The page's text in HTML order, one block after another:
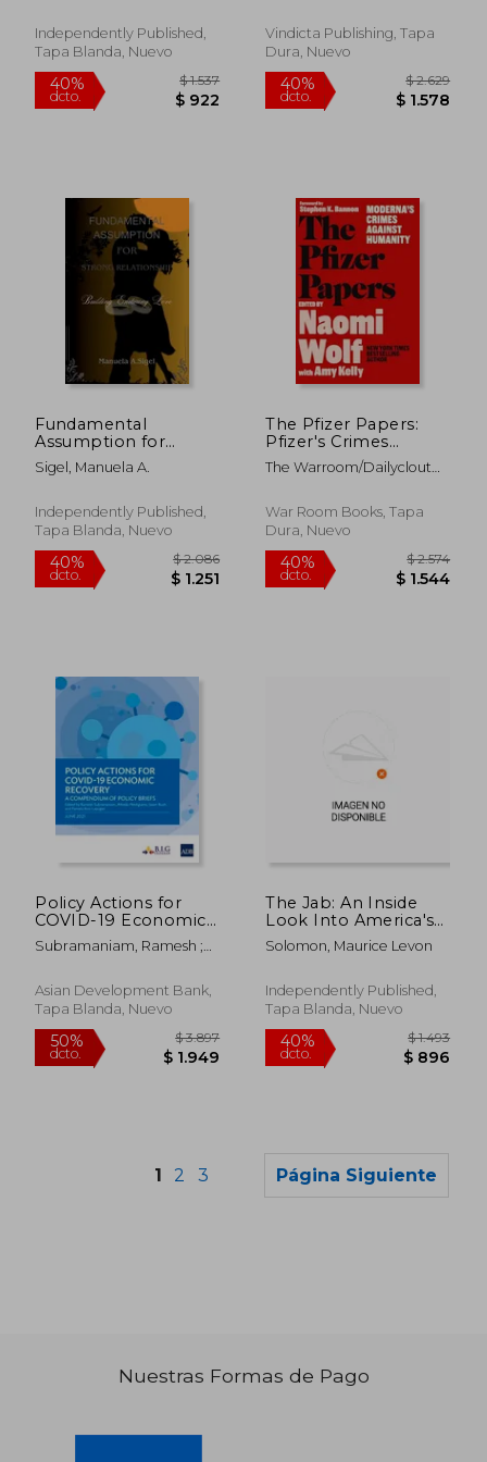
40% 50%
dcto.
50% 40%
Independently Published,
Tapa Blanda, Nuevo
$ 1.537
Vindicta Publishing, Tapa
Dura, Nuevo
40%
Fundamental
Assumption for
Strong Relationship:
Building Enduring
Sigel, Manuela A.
Independently Published,
Tapa Blanda, Nuevo
The Pfizer Papers:
Pfizer's Crimes
Against Humanity (en
Inglés)
The Warroom/Dailyclout
Naomi ; Kelly, Amy
War Room Books, Tapa
Dura, Nuevo
Policy Actions for
COVID-19 Economic
Recovery: A
Compendium of
Inglés)
Subramaniam, Ramesh ;
Jason
Asian Development Bank,
Tapa Blanda, Nuevo
The Jab: An Inside
Look Into America's
Medical Controversy
(en Inglés)
Solomon, Maurice Levon
Independently Published,
Tapa Blanda, Nuevo
1 2 3 Página Siguiente
Nuestras Formas de Pago